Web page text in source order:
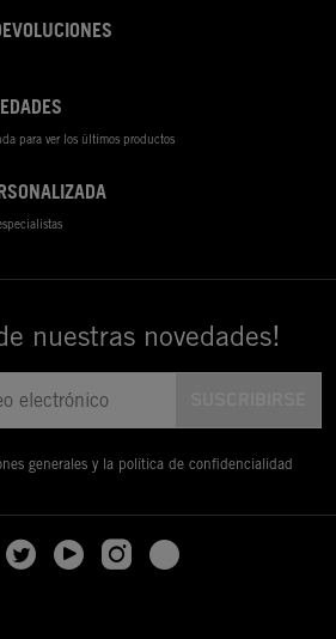
para ver los últimos productos
nuestras novedades!
generales y la política de confidencialidad